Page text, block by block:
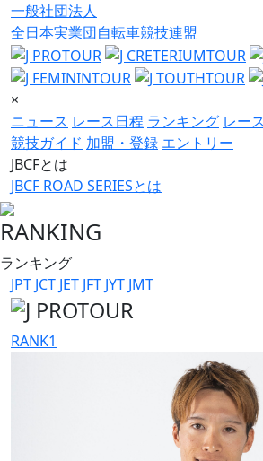
一般社団法人
全日本実業団自転車競技連盟
×
ニュース レース日程 ランキング レー
競技ガイド 加盟・登録 エントリー
JBCFとは
JBCF ROAD SERIESとは
RANKING
ランキング
JPT JCT JET JFT JYT JMT
RANK1